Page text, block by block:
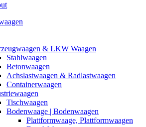
& LKW Waagen
Stahlwaagen
Betonwaagen
Achslastwaagen & Radlastwaagen
Containerwaagen
Tischwaagen
Bodenwaage | Bodenwaagen
Plattformwaage, Plattformwaagen